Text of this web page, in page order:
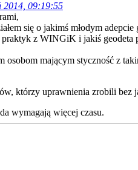
2014, 09:19:55
się o jakimś młodym
z WINGiK i jakiś geodeta
mającym styczność z
którzy uprawnienia zrobili
wymagają więcej czasu.